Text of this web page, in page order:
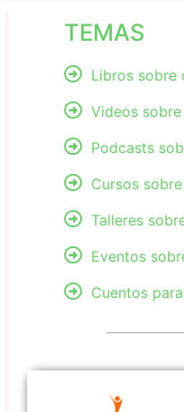
TEMAS
Libros sobre
Videos
Podcasts
Cursos
Talleres
Eventos
Cuentos